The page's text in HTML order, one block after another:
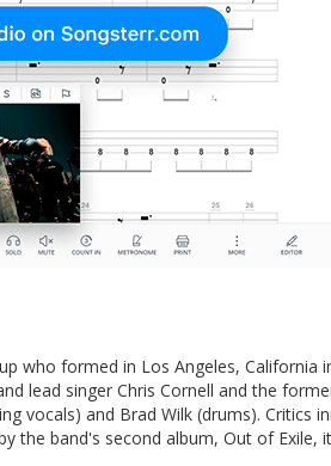
who formed in Los Angeles,
lead singer Chris Cornell and the
vocals) and Brad Wilk (drums). Critics
the band's second album, Out of